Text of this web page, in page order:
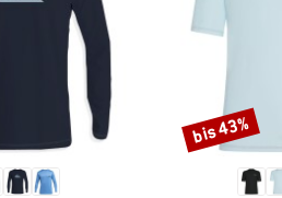
Rabatt
bis 43%